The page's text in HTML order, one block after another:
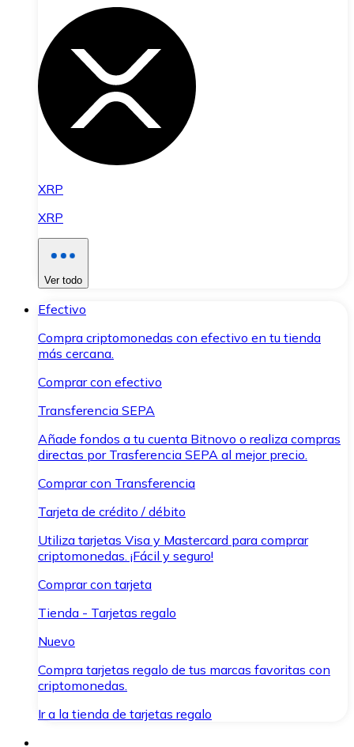
XRP
XRP
Ver todo
Efectivo
Compra criptomonedas con efectivo en tu tienda
más cercana.
Comprar con efectivo
Transferencia SEPA
Añade fondos a tu cuenta Bitnovo o realiza compras
directas por Trasferencia SEPA al mejor precio.
Comprar con Transferencia
Tarjeta de crédito / débito
Utiliza tarjetas Visa y Mastercard para comprar
criptomonedas. ¡Fácil y seguro!
Comprar con tarjeta
Tienda - Tarjetas regalo
Nuevo
Compra tarjetas regalo de tus marcas favoritas con
criptomonedas.
Ir a la tienda de tarjetas regalo